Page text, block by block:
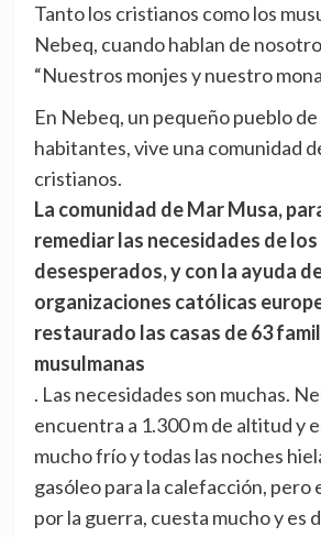
Tanto los cristianos como los
Nebeq, cuando hablan de
“Nuestros monjes y nuestro
En Nebeq, un pequeño pueblo
habitantes, vive una comunidad
cristianos.
La comunidad de Mar Musa,
remediar las necesidades de los
desesperados, y con la ayuda
organizaciones católicas
restaurado las casas de 63
musulmanas
. Las necesidades son muchas.
encuentra a 1.300 m de altitud y
mucho frío y todas las noches
gasóleo para la calefacción, pero
por la guerra, cuesta mucho y es